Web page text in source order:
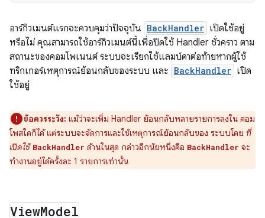
อาร์กิวเมนต์แรกจะควบคุมว่าปัจจุบัน BackHandler เปิดใช้อยู่
หรือไม่ คุณสามารถใช้อาร์กิวเมนต์นี้เพื่อปิดใช้ Handler ชั่วคราว ตาม
สถานะของคอมโพเนนต์ ระบบจะเรียกใช้แลมบ์ดาต่อท้ายหากผู้ใช้
ทริกเกอร์เหตุการณ์ย้อนกลับของระบบ และ BackHandler เปิด
ใช้อยู่
ข้อควรระวัง: แม้ว่าจะเพิ่ม Handler ย้อนกลับหลายรายการลงใน คอม
โพสใดก็ได้ แต่ระบบจะจัดการและใช้เหตุการณ์ย้อนกลับของ ระบบโดย ที่
เปิดใช้ BackHandler ด้านในสุด กล่าวอีกนัยหนึ่งคือ BackHandler จะ
ทำงานอยู่ได้ครั้งละ 1 รายการเท่านั้น
ViewModel